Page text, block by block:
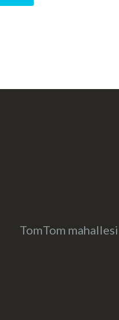
TomTom